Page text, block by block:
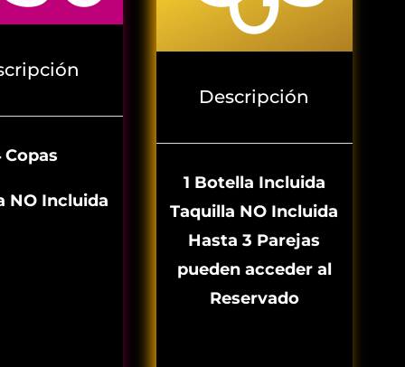
Copas
NO Incluida
Descripción
1 Botella Incluida
Taquilla NO Incluida
Hasta 3 Parejas
pueden accederal
Reservado